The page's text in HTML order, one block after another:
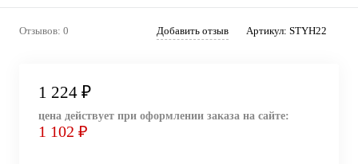
Отзывов: 0 Добавить отзыв Артикул: STYH22
1 224 ₽
цена действует при оформлении заказа на сайте:
1 102 ₽